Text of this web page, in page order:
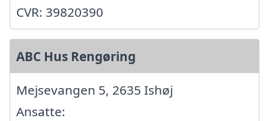
CVR: 39820390
ABC Hus Rengøring
Mejsevangen 5, 2635 Ishøj
Ansatte: